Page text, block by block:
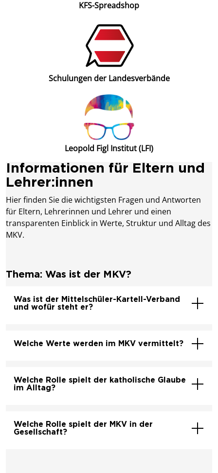
KFS-Spreadshop
Schulungen der Landesverbände
Leopold Figl Institut (LFI)
Informationen für Eltern und
Lehrer:innen
Hier finden Sie die wichtigsten Fragen und Antworten
für Eltern, Lehrerinnen und Lehrer und einen
transparenten Einblick in Werte, Struktur und Alltag des
MKV.
Thema: Was ist der MKV?
Was ist der Mittelschüler-Kartell-Verband
und wofür steht er?
Welche Werte werden im MKV vermittelt?
Welche Rolle spielt der katholische Glaube
im Alltag?
Welche Rolle spielt der MKV in der
Gesellschaft?